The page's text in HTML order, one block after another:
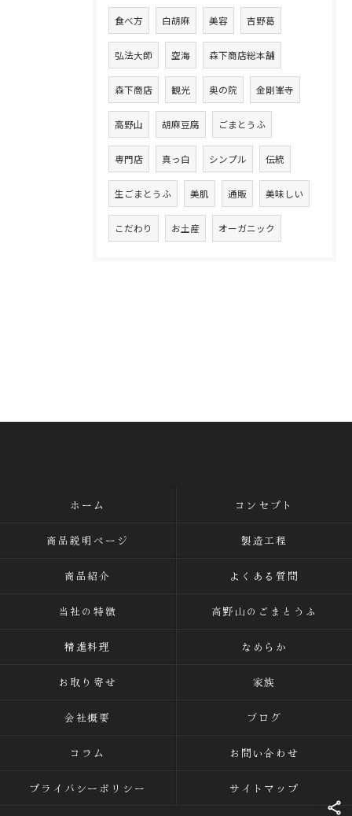
食べ方 白胡麻 美容 吉野葛
弘法大師 空海 森下商店総本舗
森下商店 観光 奥の院 金剛峯寺
高野山 胡麻豆腐 ごまとうふ
専門店 真っ白 シンプル 伝統
生ごまとうふ 美肌 通販 美味しい
こだわり お土産 オーガニック
ホーム コンセプト
商品説明ページ 製造工程
商品紹介 よくある質問
当社の特徴 高野山のごまとうふ
精進料理 なめらか
お取り寄せ 家族
会社概要 ブログ
コラム お問い合わせ
プライバシーポリシー サイトマップ